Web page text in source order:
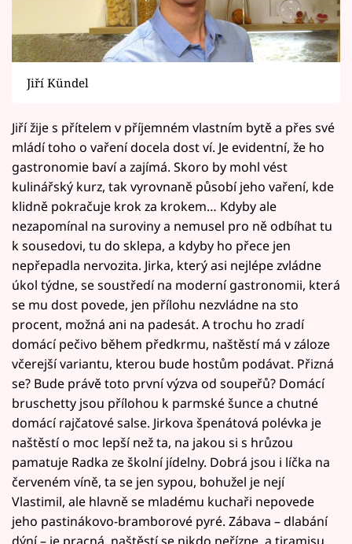
Jiří Kündel
Jiří žije s přítelem v příjemném vlastním bytě a přes své
mládí toho o vaření docela dost ví. Je evidentní, že ho
gastronomie baví a zajímá. Skoro by mohl vést
kulinářský kurz, tak vyrovnaně působí jeho vaření, kde
klidně pokračuje krok za krokem… Kdyby ale
nezapomínal na suroviny a nemusel pro ně odbíhat tu
k sousedovi, tu do sklepa, a kdyby ho přece jen
nepřepadla nervozita. Jirka, který asi nejlépe zvládne
úkol týdne, se soustředí na moderní gastronomii, která
se mu dost povede, jen přílohu nezvládne na sto
procent, možná ani na padesát. A trochu ho zradí
domácí pečivo během předkrmu, naštěstí má v záloze
včerejší variantu, kterou bude hostům podávat. Přizná
se? Bude právě toto první výzva od soupeřů? Domácí
bruschetty jsou přílohou k parmské šunce a chutné
domácí rajčatové salse. Jirkova špenátová polévka je
naštěstí o moc lepší než ta, na jakou si s hrůzou
pamatuje Radka ze školní jídelny. Dobrá jsou i líčka na
červeném víně, ta se jen sypou, bohužel je nejí
Vlastimil, ale hlavně se mladému kuchaři nepovede
jeho pastinákovo-bramborové pyré. Zábava – dlabání